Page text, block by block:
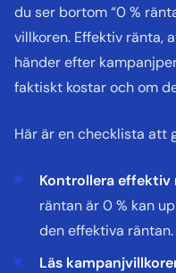
du ser bortom “0 %
villkoren. Effektiv ränta,
händer efter
faktiskt kostar och om
Här är en checklista att
Kontrollera effektiv
räntan är 0 % kan
den effektiva räntan.
Läs